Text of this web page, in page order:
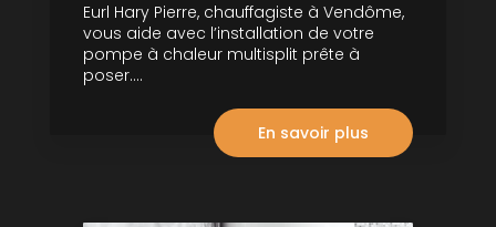
Eurl Hary Pierre, chauffagiste à Vendôme,
vous aide avec l’installation de votre
pompe à chaleur multisplit prête à
poser....
En savoir plus